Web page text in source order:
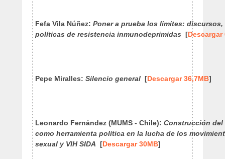
Fefa Vila Núñez: Poner a prueba los limites:
políticas de resistencia inmunodeprimidas [Descargar
Pepe Miralles: Silencio general [Descargar 36,7MB]
Leonardo Fernández (MUMS - Chile): Construcción del
como herramienta política en la lucha de los
sexual y VIH SIDA [Descargar 30MB]